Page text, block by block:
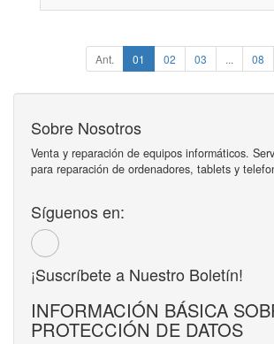
Ant. 01 02 03 ... 08
Sobre Nosotros
Venta y reparación de equipos informáticos.
para reparación de ordenadores, tablets y
Síguenos en:
¡Suscríbete a Nuestro Boletín!
INFORMACIÓN BÁSICA
PROTECCIÓN DE DATOS